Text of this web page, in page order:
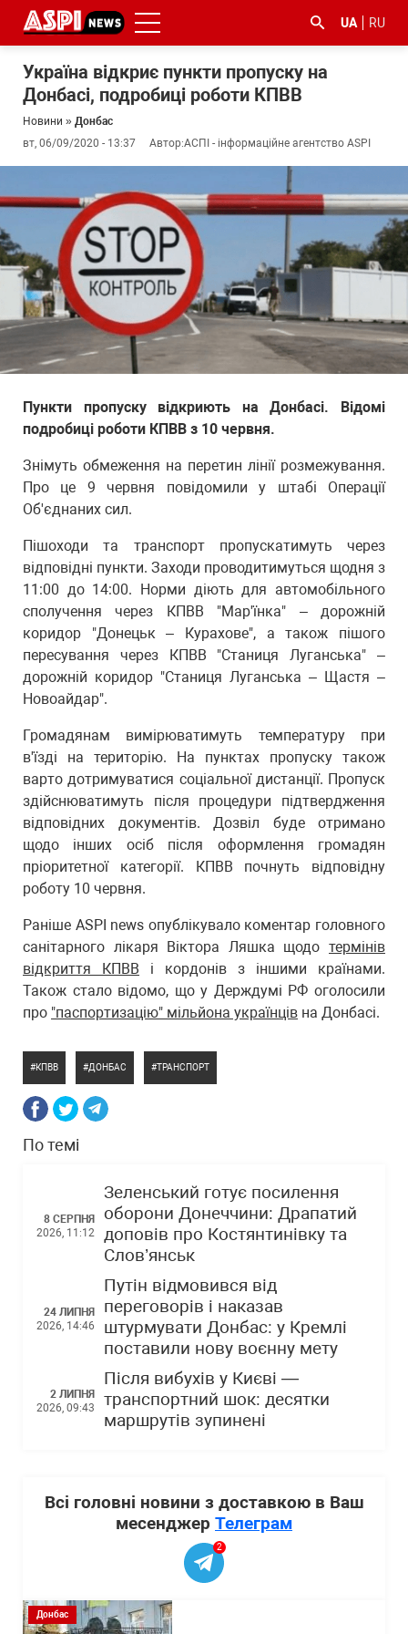
UA RU
Україна відкриє пункти пропуску на
Донбасі, подробиці роботи КПВВ
Новини » Донбас
вт, 06/09/2020 - 13:37
Автор:АСПІ - інформаційне агентство ASPI
Пункти пропуску відкриють на Донбасі. Відомі
подробиці роботи КПВВ з 10 червня.
Знімуть обмеження на перетин лінії розмежування.
Про це 9 червня повідомили у штабі Операції
Об'єднаних сил.
Пішоходи та транспорт пропускатимуть через
відповідні пункти. Заходи проводитимуться щодня з
11:00 до 14:00. Норми діють для автомобільного
сполучення через КПВВ "Мар'їнка" – дорожній
коридор "Донецьк – Курахове", а також пішого
пересування через КПВВ "Станиця Луганська" –
дорожній коридор "Станиця Луганська – Щастя –
Новоайдар".
Громадянам вимірюватимуть температуру при
в'їзді на територію. На пунктах пропуску також
варто дотримуватися соціальної дистанції. Пропуск
здійснюватимуть після процедури підтвердження
відповідних документів. Дозвіл буде отримано
щодо інших осіб після оформлення громадян
пріоритетної категорії. КПВВ почнуть відповідну
роботу 10 червня.
Раніше ASPI news опублікувало коментар головного
санітарного лікаря Віктора Ляшка щодо термінів
відкриття КПВВ і кордонів з іншими країнами.
Також стало відомо, що у Держдумі РФ оголосили
про "паспортизацію" мільйона українців на Донбасі.
КПВВ ДОНБАС ТРАНСПОРТ
По темі
8 СЕРПНЯ
2026, 11:12
Зеленський готує посилення
оборони Донеччини: Драпатий
доповів про Костянтинівку та
Слов’янськ
24 ЛИПНЯ
2026, 14:46
Путін відмовився від
переговорів і наказав
штурмувати Донбас: у Кремлі
поставили нову воєнну мету
2 ЛИПНЯ
2026, 09:43
Після вибухів у Києві —
транспортний шок: десятки
маршрутів зупинені
Всі головні новини з доставкою в Ваш
месенджер Телеграм
2
Донбас
#ООС
#боротьба
корупцією
#ДФС #Київ #коронавірус